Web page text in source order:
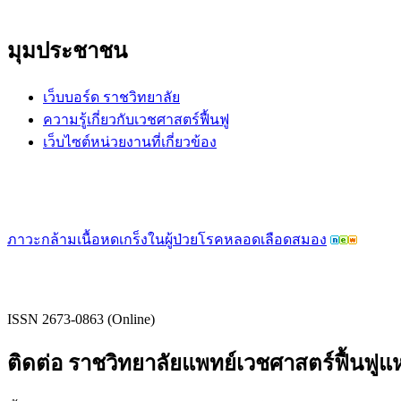
มุมประชาชน
เว็บบอร์ด ราชวิทยาลัย
ความรู้เกี่ยวกับเวชศาสตร์ฟื้นฟู
เว็บไซต์หน่วยงานที่เกี่ยวข้อง
ภาวะกล้ามเนื้อหดเกร็งในผู้ป่วยโรคหลอดเลือดสมอง
ISSN 2673-0863 (Online)
ติดต่อ ราชวิทยาลัยแพทย์เวชศาสตร์ฟื้นฟูแ